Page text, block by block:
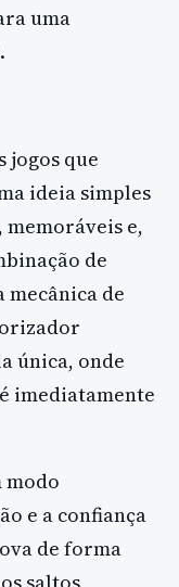
uma
jogos que
ideia simples
e,
de
de
única, onde
imediatamente
modo
e a confiança
de forma